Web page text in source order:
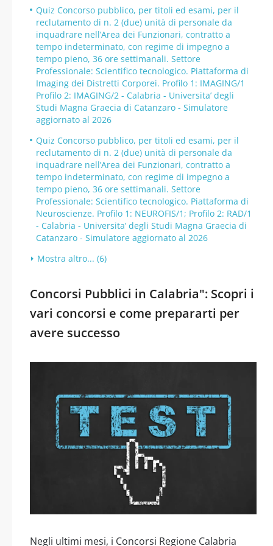
Quiz Concorso pubblico, per titoli ed esami, per il
reclutamento di n. 2 (due) unità di personale da
inquadrare nell’Area dei Funzionari, contratto a
tempo indeterminato, con regime di impegno a
tempo pieno, 36 ore settimanali. Settore
Professionale: Scientifico tecnologico. Piattaforma di
Imaging dei Distretti Corporei. Profilo 1: IMAGING/1
Profilo 2: IMAGING/2 - Calabria - Universita’ degli
Studi Magna Graecia di Catanzaro - Simulatore
aggiornato al 2026
Quiz Concorso pubblico, per titoli ed esami, per il
reclutamento di n. 2 (due) unità di personale da
inquadrare nell’Area dei Funzionari, contratto a
tempo indeterminato, con regime di impegno a
tempo pieno, 36 ore settimanali. Settore
Professionale: Scientifico tecnologico. Piattaforma di
Neuroscienze. Profilo 1: NEUROFIS/1; Profilo 2: RAD/1
- Calabria - Universita’ degli Studi Magna Graecia di
Catanzaro - Simulatore aggiornato al 2026
Mostra altro... (6)
Concorsi Pubblici in Calabria": Scopri i
vari concorsi e come prepararti per
avere successo
Negli ultimi mesi, i Concorsi Regione Calabria